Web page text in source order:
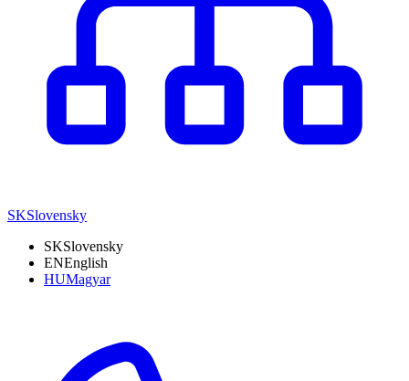
SKSlovensky
SKSlovensky
ENEnglish
HUMagyar